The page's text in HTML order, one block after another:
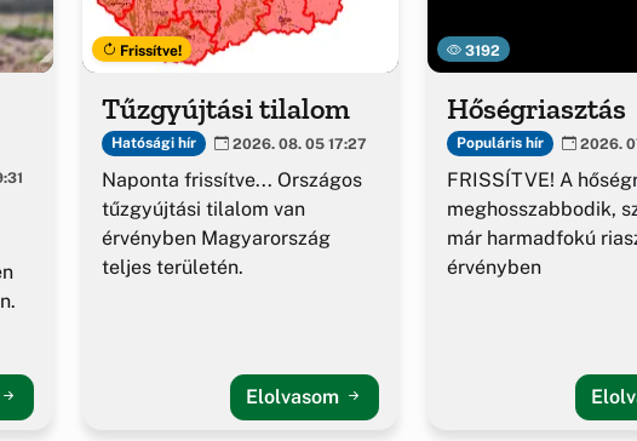
Frissítve!
Tűzgyújtási tilalom
Hatósági hír 2026. 08. 05 17:27
Naponta frissítve... Országos
tűzgyújtási tilalom van
érvényben Magyarország
teljes területén.
Elolvasom
3192
Hőségriasztás
Populáris hír 2026.
FRISSÍTVE! A
meghosszabbodik,
már harmadfokú
érvényben